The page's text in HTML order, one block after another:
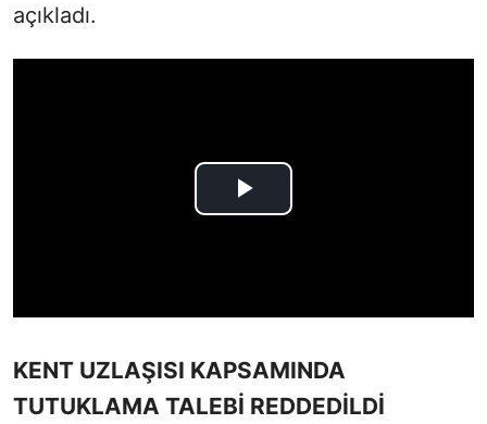
açıkladı.
KENT UZLAŞISI KAPSAMINDA
TUTUKLAMA TALEBİ REDDEDİLDİ